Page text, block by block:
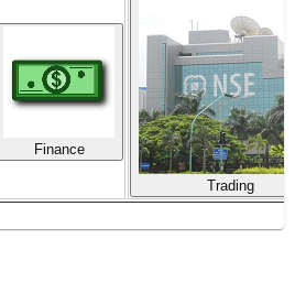
Finance
Trading